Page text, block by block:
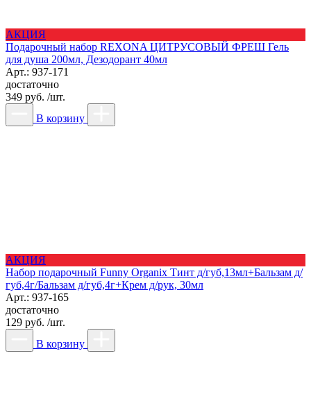
АКЦИЯ
Подарочный набор REXONA ЦИТРУСОВЫЙ ФРЕШ Гель
для душа 200мл, Дезодорант 40мл
Арт.: 937-171
достаточно
349 руб. /шт.
В корзину
АКЦИЯ
Набор подарочный Funny Organix Тинт д/губ,13мл+Бальзам д/
губ,4г/Бальзам д/губ,4г+Крем д/рук, 30мл
Арт.: 937-165
достаточно
129 руб. /шт.
В корзину